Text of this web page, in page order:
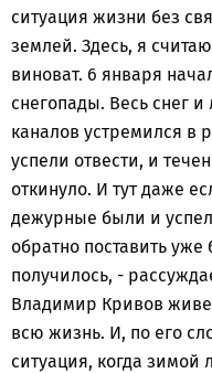
ситуация жизни без
землей. Здесь, я
виноват. 6 января
снегопады. Весь снег и
каналов устремился в
успели отвести, и
откинуло. И тут даже
дежурные были и
обратно поставить уже
получилось, -
Владимир Кривов
всю жизнь. И, по его
ситуация, когда зимой